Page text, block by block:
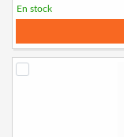
En stock